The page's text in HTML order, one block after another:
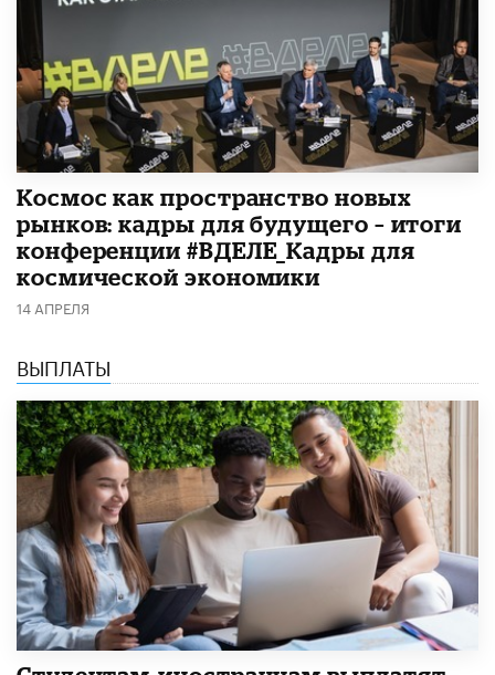
Космос как пространство новых
рынков: кадры для будущего – итоги
конференции #ВДЕЛЕ_Кадры для
космической экономики
14 АПРЕЛЯ
ВЫПЛАТЫ